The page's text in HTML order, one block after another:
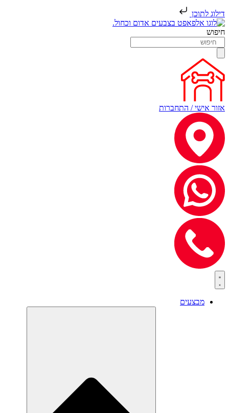
דילוג לתוכן
חיפוש
אזור אישי / התחברות
מבצעים